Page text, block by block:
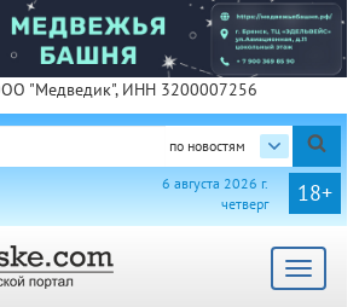
"Медведик", ИНН 3200007256
по новостям
18+
6 августа 2026 г.
четверг
Toggle